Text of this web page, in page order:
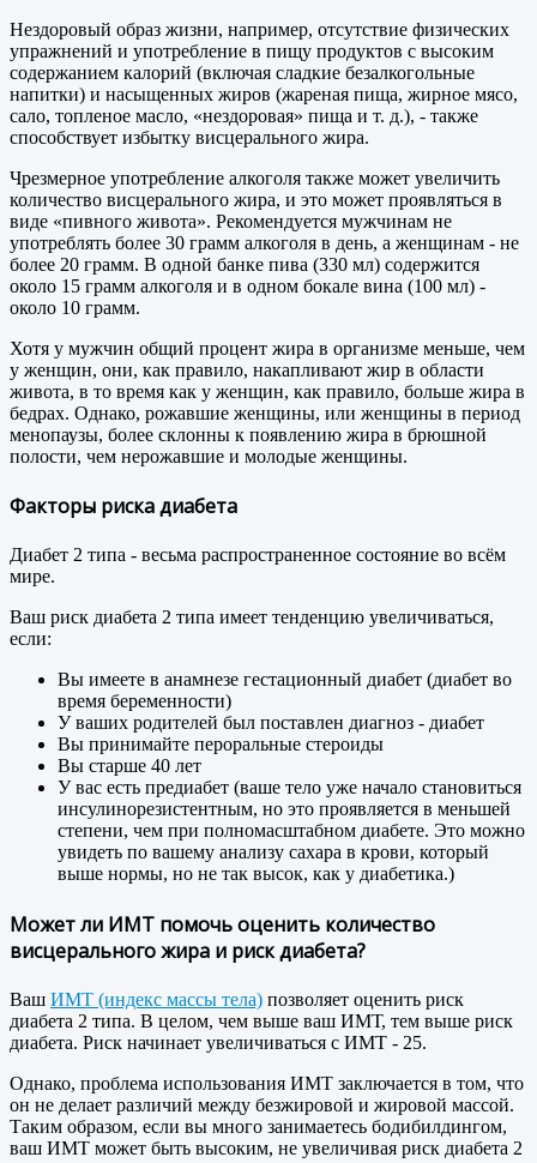
Нездоровый образ жизни, например, отсутствие физических
упражнений и употребление в пищу продуктов с высоким
содержанием калорий (включая сладкие безалкогольные
напитки) и насыщенных жиров (жареная пища, жирное мясо,
сало, топленое масло, «нездоровая» пища и т. д.), - также
способствует избытку висцерального жира.
Чрезмерное употребление алкоголя также может увеличить
количество висцерального жира, и это может проявляться в
виде «пивного живота». Рекомендуется мужчинам не
употреблять более 30 грамм алкоголя в день, а женщинам - не
более 20 грамм. В одной банке пива (330 мл) содержится
около 15 грамм алкоголя и в одном бокале вина (100 мл) -
около 10 грамм.
Хотя у мужчин общий процент жира в организме меньше, чем
у женщин, они, как правило, накапливают жир в области
живота, в то время как у женщин, как правило, больше жира в
бедрах. Однако, рожавшие женщины, или женщины в период
менопаузы, более склонны к появлению жира в брюшной
полости, чем нерожавшие и молодые женщины.
Факторы риска диабета
Диабет 2 типа - весьма распространенное состояние во всём
мире.
Ваш риск диабета 2 типа имеет тенденцию увеличиваться,
если:
Вы имеете в анамнезе гестационный диабет (диабет во
время беременности)
У ваших родителей был поставлен диагноз - диабет
Вы принимайте пероральные стероиды
Вы старше 40 лет
У вас есть предиабет (ваше тело уже начало становиться
инсулинорезистентным, но это проявляется в меньшей
степени, чем при полномасштабном диабете. Это можно
увидеть по вашему анализу сахара в крови, который
выше нормы, но не так высок, как у диабетика.)
Может ли ИМТ помочь оценить количество
висцерального жира и риск диабета?
Ваш ИМТ (индекс массы тела) позволяет оценить риск
диабета 2 типа. В целом, чем выше ваш ИМТ, тем выше риск
диабета. Риск начинает увеличиваться с ИМТ - 25.
Однако, проблема использования ИМТ заключается в том, что
он не делает различий между безжировой и жировой массой.
Таким образом, если вы много занимаетесь бодибилдингом,
ваш ИМТ может быть высоким, не увеличивая риск диабета 2